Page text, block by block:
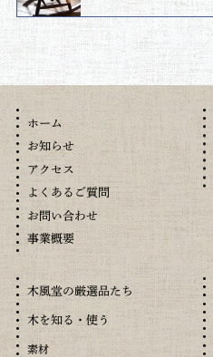
ホーム
お知らせ
アクセス
よくあるご質問
お問い合わせ
事業概要
木風堂の厳選品たち
木を知る・使う
素材